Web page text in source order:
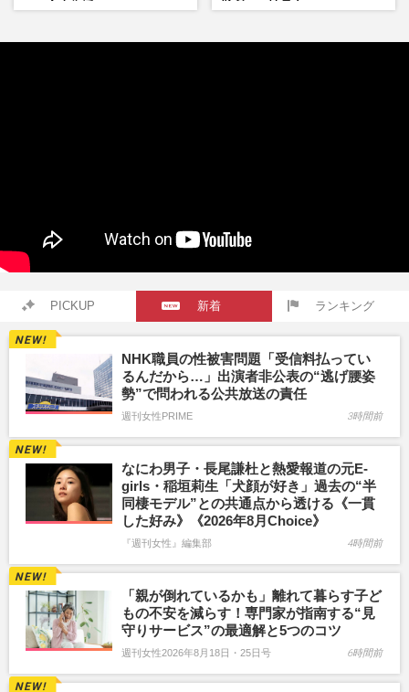
PICKUP 新着 ランキング
NHK職員の性被害問題「受信料払ってい
るんだから…」出演者非公表の“逃げ腰姿
勢”で問われる公共放送の責任
週刊女性PRIME 3時間前
なにわ男子・長尾謙杜と熱愛報道の元E-
girls・稲垣莉生「犬顔が好き」過去の“半
同棲モデル”との共通点から透ける《一貫
した好み》《2026年8月Choice》
『週刊女性』編集部 4時間前
「親が倒れているかも」離れて暮らす子ど
もの不安を減らす！専門家が指南する“見
守りサービス”の最適解と5つのコツ
週刊女性2026年8月18日・25日号 6時間前